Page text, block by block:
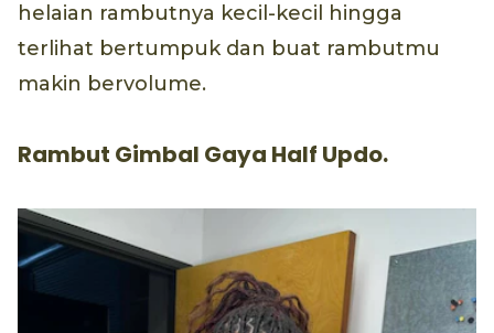
helaian rambutnya kecil-kecil hingga
terlihat bertumpuk dan buat rambutmu
makin bervolume.
Rambut Gimbal Gaya Half Updo.